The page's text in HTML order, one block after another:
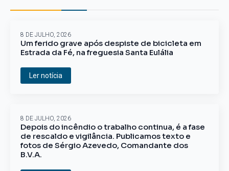
Um ferido grave após despiste de bicicleta em
Estrada da Fé, na freguesia Santa Eulália
8 DE JULHO, 2026
Ler notícia
Depois do incêndio o trabalho continua, é a fase
de rescaldo e vigilância. Publicamos texto e
fotos de Sérgio Azevedo, Comandante dos
B.V.A.
8 DE JULHO, 2026